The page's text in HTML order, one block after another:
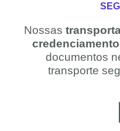
Nossas
credenciamento
documentos
transporte